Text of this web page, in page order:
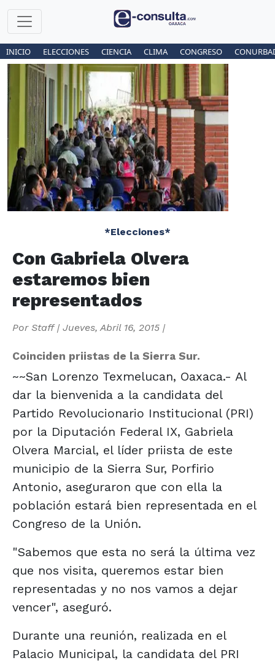
INICIO ELECCIONES CIENCIA CLIMA CONGRESO
*Elecciones*
Con Gabriela Olvera
estaremos bien
representados
Por Staff| Jueves, Abril 16, 2015 |
Coinciden priistas de la Sierra Sur.
~~San Lorenzo Texmelucan, Oaxaca.- Al
dar la bienvenida a la candidata del
Partido Revolucionario Institucional (PRI)
por la Diputación Federal IX, Gabriela
Olvera Marcial, el líder priista de este
municipio de la Sierra Sur, Porfirio
Antonio, aseguraron que con ella la
población estará bien representada en el
Congreso de la Unión.
"Sabemos que esta no será la última vez
que nos visita, queremos estar bien
representadas y no nos vamos a dejar
vencer", aseguró.
Durante una reunión, realizada en el
Palacio Municipal, la candidata del PRI